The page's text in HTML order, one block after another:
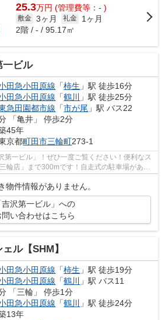
25.3万円 (管理費等：- )
敷金 3ヶ月 礼金
1ヶ月
2階 / - / 95.17㎡
一ビル
田急小田原線 「柿生 」駅 徒歩16分
田急小田原線 「鶴川
」駅 徒歩25分
急田園都市線 「市が尾 」駅 バス22
「亀井」 停歩2分
45年
京都町田市三輪町273-1
第一ビル」！ぜひ一度ご覧ください！便利なス
輪店」まで300mです！自走式の駐車場がある
内にあり...
物件情報がありません。
吉沢第一ビル」への
問い合わせはこちら
ェル【SHM】
田急小田原線 「柿生 」駅 徒歩19分
田急小田原線 「鶴川
」駅 バス11
「三輪」 停歩1分
田急小田原線 「鶴川
」駅 徒歩24分
13年